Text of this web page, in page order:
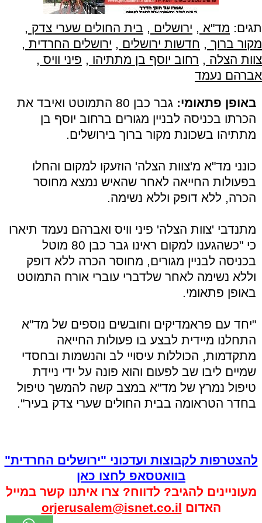
תגים: מד"א , ירושלים , בית החולים שערי צדק ,
מקור ברוך , חדשות ירושלים , ירושלים החרדית ,
צוות הצלה , רחוב יוסף בן מתתיהו , פיני וויס ,
אברהם נעמד
באופן פתאומי:
גבר כבן 80 התמוטט ואיבד את
הכרתו בכניסה לבניין מגורים ברחוב יוסף בן
מתתיהו בשכונת מקור ברוך בירושלים.
כונני מד"א מ'צוות הצלה' הוזעקו למקום והחלו
בפעולות החייאה לאחר שהאיש נמצא מחוסר
הכרה, ללא דופק וללא נשימה.
מתנדבי 'צוות הצלה' פיני וויס ואברהם נעמד תיארו
כי "כשהגענו למקום ראינו גבר כבן 80 מוטל
בכניסה לבניין מגורים, מחוסר הכרה ללא דופק
וללא נשימה לאחר שלדברי עוברי אורח התמוטט
באופן פתאומי.
"יחד עם פראמדיקים וחובשים נוספים של מד"א
התחלנו מיידית לבצע בו פעולות החייאה
מתקדמות, הכוללות עיסויי לב והנשמות ובחסדי
שמיים ליבו שב לפעום והוא פונה על ידי ניידת
טיפול נמרץ של מד"א במצב קשה להמשך טיפול
בחדר הטראומה בבית החולים שערי צדק בעיר".
להצטרפות לקבוצות ועדכוני "ירושלים החרדית"
בוואטסאפ לחצו כאן
מעוניינים להגיב? לדווח? צרו איתנו קשר במייל
האדום orjerusalem@isnet.co.il